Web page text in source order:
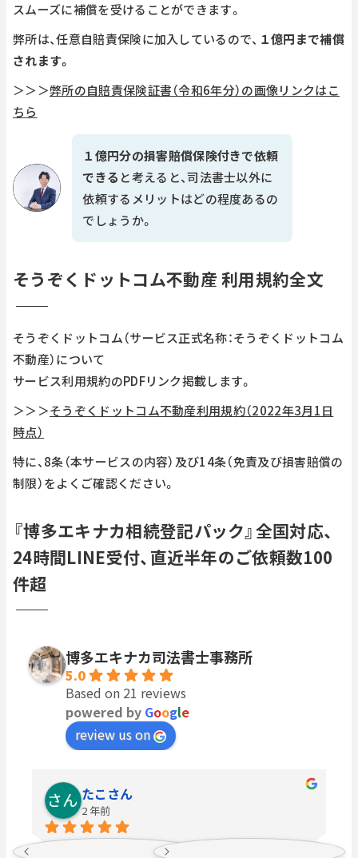
スムーズに補償を受けることができます。
弊所は、任意自賠責保険に加入しているので、 １億円まで補償
されます。
＞＞＞弊所の自賠責保険証書（令和6年分）の画像リンクはこ
ちら
１億円分の損害賠償保険付きで依頼
できる と考えると、司法書士以外に
依頼するメリットはどの程度あるの
でしょうか。
そうぞくドットコム不動産 利用規約全文
そうぞくドットコム（サービス正式名称：そうぞくドットコム
不動産）について
サービス利用規約のPDFリンク掲載します。
＞＞＞そうぞくドットコム不動産利用規約（2022年3月1日
時点）
特に、8条（本サービスの内容）及び14条（免責及び損害賠償の
制限）をよくご確認ください。
『博多エキナカ相続登記パック』全国対応、
24時間LINE受付、直近半年のご依頼数100
件超
博多エキナカ司法書士事務所
5.0
Based on 21 reviews
powered by Google
review us on
不要な土地の相続放棄に関して、知識の無い